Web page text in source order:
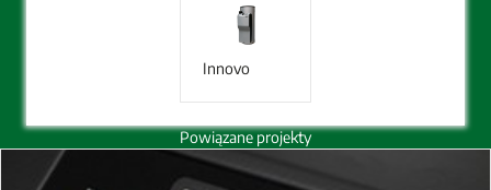
Innovo
Powiązane projekty